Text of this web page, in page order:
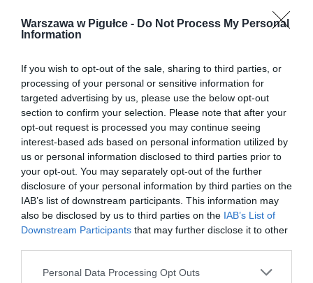
Warszawa w Pigułce - Do Not Process My Personal
Information
If you wish to opt-out of the sale, sharing to third parties, or
processing of your personal or sensitive information for
targeted advertising by us, please use the below opt-out
section to confirm your selection. Please note that after your
opt-out request is processed you may continue seeing
interest-based ads based on personal information utilized by
us or personal information disclosed to third parties prior to
your opt-out. You may separately opt-out of the further
disclosure of your personal information by third parties on the
IAB’s list of downstream participants. This information may
also be disclosed by us to third parties on the IAB’s List of
Downstream Participants that may further disclose it to other
Personal Data Processing Opt Outs